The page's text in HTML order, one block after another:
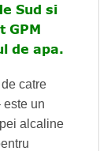
Sud si
GPM
de apa.
catre
este un
alcaline